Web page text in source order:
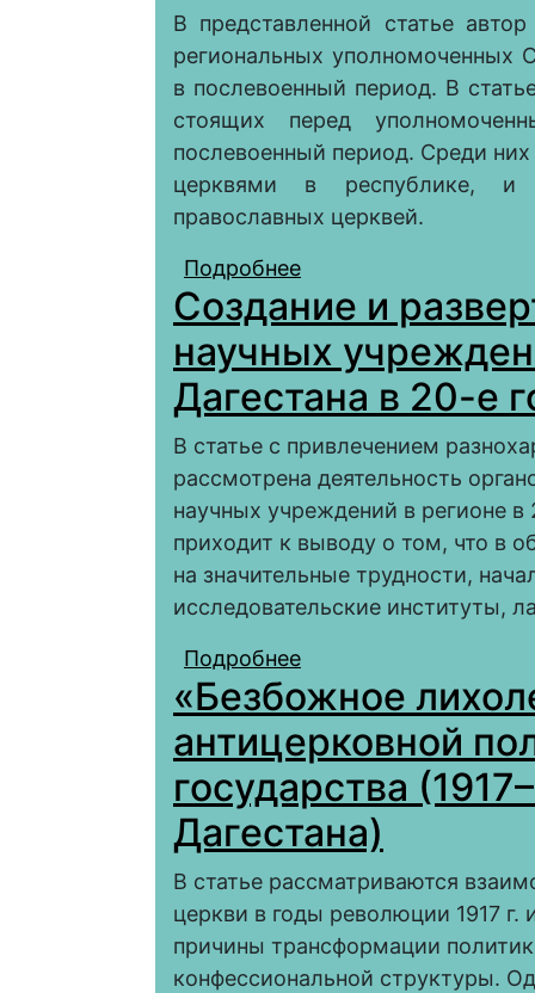
В представленной статье
региональных уполномоченных
в послевоенный период. В
стоящих перед
послевоенный период. Среди
церквями в республике, и
православных церквей.
Подробнее
поликультурном
(на примере
Создание и
научных
Дагестана в 20-е
В статье с привлечением
рассмотрена деятельность
научных учреждений в регионе
приходит к выводу о том, что в
на значительные трудности,
исследовательские институты,
Подробнее
по изучению
«Безбожное
антицерковной
государства
Дагестана)
В статье рассматриваются
церкви в годы революции 1917
причины трансформации
конфессиональной структуры.